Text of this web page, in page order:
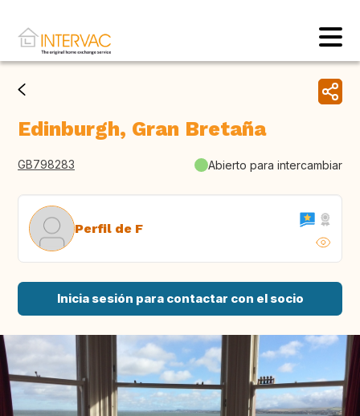
Edinburgh, Gran Bretaña
GB798283 Abierto para intercambiar
Perfil de F
Inicia sesión para contactar con el socio